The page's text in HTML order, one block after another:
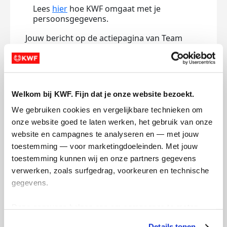
Welkom bij KWF. Fijn dat je onze website bezoekt.
We gebruiken cookies en vergelijkbare technieken om
onze website goed te laten werken, het gebruik van onze
website en campagnes te analyseren en — met jouw
toestemming — voor marketingdoeleinden. Met jouw
toestemming kunnen wij en onze partners gegevens
verwerken, zoals surfgedrag, voorkeuren en technische
gegevens.
Lees hier hoe KWF omgaat met je
persoonsgegevens.
Jouw bericht op de actiepagina van Team
(optioneel)
0/150
Naam die op de pagina verschijnt
Volgende
Volgende